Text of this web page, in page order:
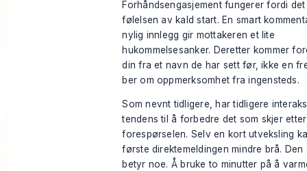
Forhåndsengasjement fungerer fordi
følelsen av kald start. En smart
nylig innlegg gir mottakeren et lite
hukommelsesanker. Deretter kommer
din fra et navn de har sett før, ikke en
ber om oppmerksomhet fra ingensteds.
Som nevnt tidligere, har tidligere
tendens til å forbedre det som skjer etter
forespørselen. Selv en kort utveksling
første direktemeldingen mindre brå.
betyr noe. Å bruke to minutter på å